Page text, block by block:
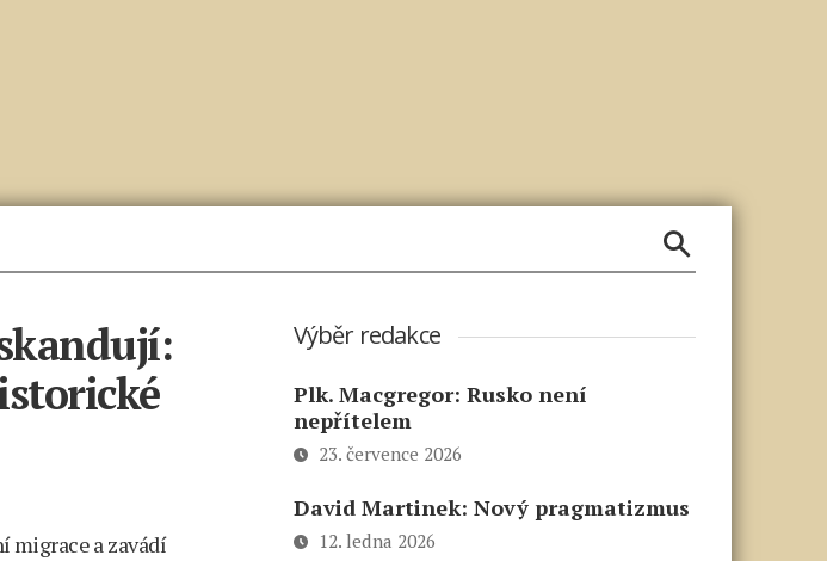
migrace a zavádí
Výběr redakce
Plk. Macgregor: Rusko není
nepřítelem
23. července 2026
David Martinek: Nový pragmatizmus
12. ledna 2026